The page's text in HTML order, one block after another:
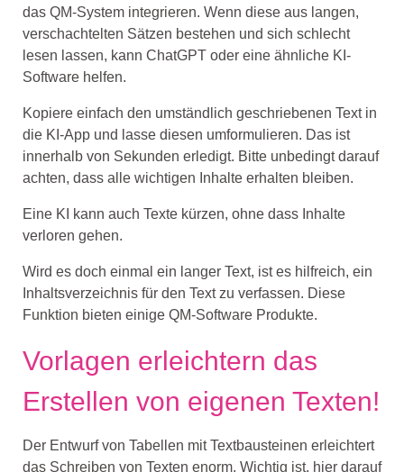
das QM-System integrieren. Wenn diese aus langen,
verschachtelten Sätzen bestehen und sich schlecht
lesen lassen, kann ChatGPT oder eine ähnliche KI-
Software helfen.
Kopiere einfach den umständlich geschriebenen Text in
die KI-App und lasse diesen umformulieren. Das ist
innerhalb von Sekunden erledigt. Bitte unbedingt darauf
achten, dass alle wichtigen Inhalte erhalten bleiben.
Eine KI kann auch Texte kürzen, ohne dass Inhalte
verloren gehen.
Wird es doch einmal ein langer Text, ist es hilfreich, ein
Inhaltsverzeichnis für den Text zu verfassen. Diese
Funktion bieten einige QM-Software Produkte.
Vorlagen erleichtern das
Erstellen von eigenen Texten!
Der Entwurf von Tabellen mit Textbausteinen erleichtert
das Schreiben von Texten enorm. Wichtig ist, hier darauf